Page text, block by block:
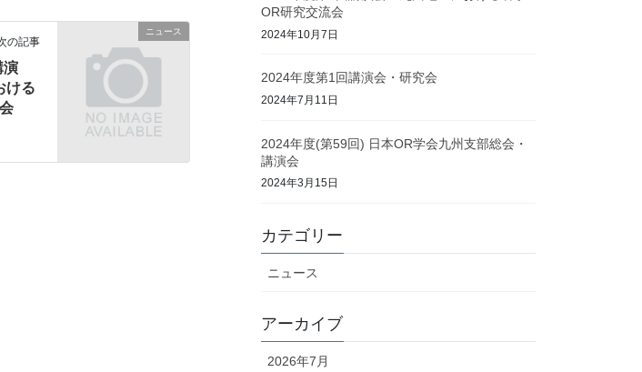
ニュース
の記事
演
ける
OR研究交流会
2024年10月7日
2024年度第1回講演会・研究会
2024年7月11日
2024年度(第59回) 日本OR学会九州支部総会・
講演会
2024年3月15日
カテゴリー
ニュース
アーカイブ
2026年7月